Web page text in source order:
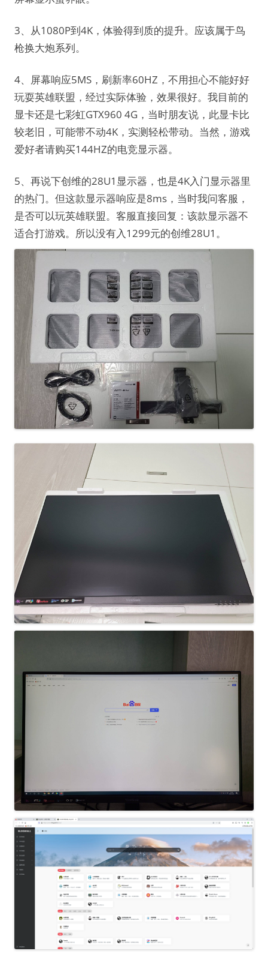
3、从1080P到4K，体验得到质的提升。应该属于鸟
枪换大炮系列。
4、屏幕响应5MS，刷新率60HZ，不用担心不能好好
玩耍英雄联盟，经过实际体验，效果很好。我目前的
显卡还是七彩虹GTX960 4G，当时朋友说，此显卡比
较老旧，可能带不动4K，实测轻松带动。当然，游戏
爱好者请购买144HZ的电竞显示器。
5、再说下创维的28U1显示器，也是4K入门显示器里
的热门。但这款显示器响应是8ms，当时我问客服，
是否可以玩英雄联盟。客服直接回复：该款显示器不
适合打游戏。所以没有入1299元的创维28U1。